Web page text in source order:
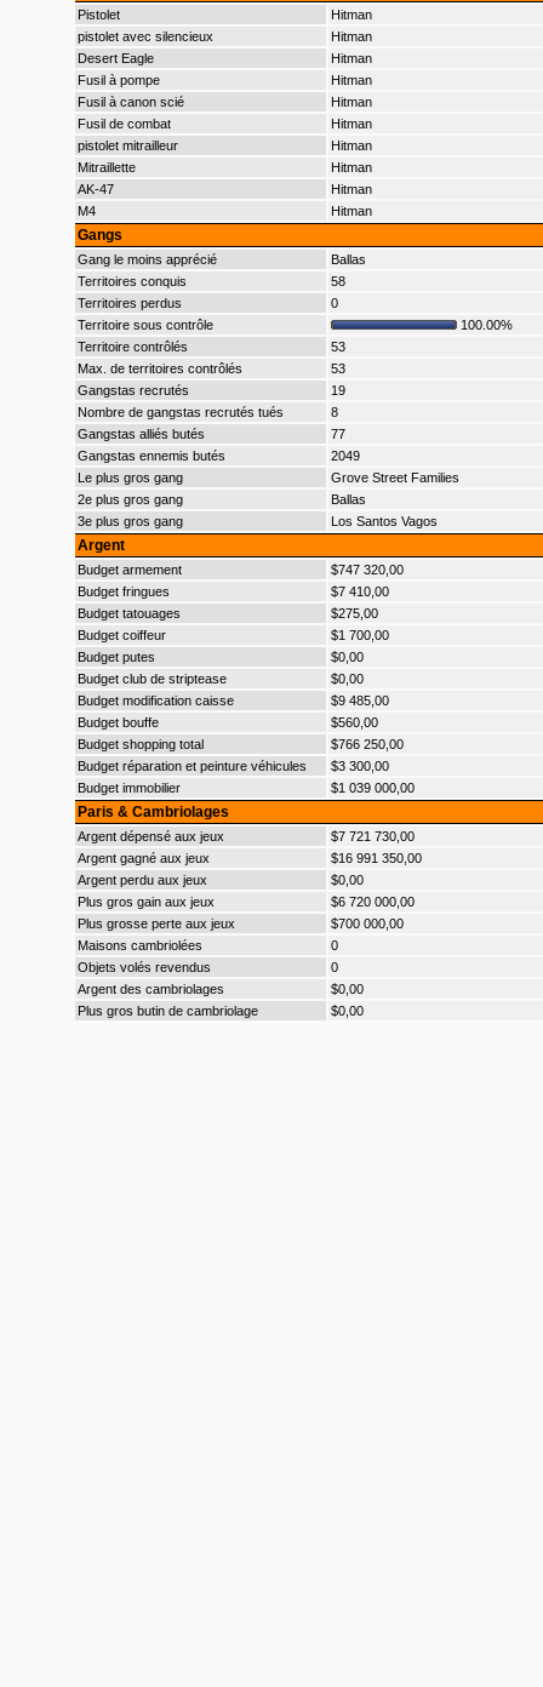
Pistolet
Hitman
pistolet avec silencieux
Hitman
Desert Eagle
Hitman
Fusil à pompe
Hitman
Fusil à canon scié
Hitman
Fusil de combat
Hitman
pistolet mitrailleur
Hitman
Mitraillette
Hitman
AK-47
Hitman
M4
Hitman
Gangs
Gang le moins apprécié
Ballas
Territoires conquis
58
Territoires perdus
0
Territoire sous contrôle
100.00%
Territoire contrôlés
53
Max. de territoires contrôlés
53
Gangstas recrutés
19
Nombre de gangstas recrutés tués
8
Gangstas alliés butés
77
Gangstas ennemis butés
2049
Le plus gros gang
Grove Street Families
2e plus gros gang
Ballas
3e plus gros gang
Los Santos Vagos
Argent
Budget armement
$747 320,00
Budget fringues
$7 410,00
Budget tatouages
$275,00
Budget coiffeur
$1 700,00
Budget putes
$0,00
Budget club de striptease
$0,00
Budget modification caisse
$9 485,00
Budget bouffe
$560,00
Budget shopping total
$766 250,00
Budget réparation et peinture véhicules
$3 300,00
Budget immobilier
$1 039 000,00
Paris & Cambriolages
Argent dépensé aux jeux
$7 721 730,00
Argent gagné aux jeux
$16 991 350,00
Argent perdu aux jeux
$0,00
Plus gros gain aux jeux
$6 720 000,00
Plus grosse perte aux jeux
$700 000,00
Maisons cambriolées
0
Objets volés revendus
0
Argent des cambriolages
$0,00
Plus gros butin de cambriolage
$0,00